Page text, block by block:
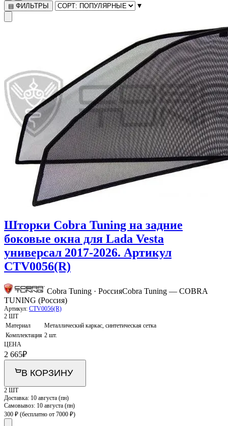
▤ ФИЛЬТРЫ ▾
Шторки Cobra Tuning на задние
боковые окна для Lada Vesta
универсал 2017-2026. Артикул
CTV0056(R)
Cobra Tuning · РоссияCobra Tuning — COBRA
TUNING (Россия)
Артикул: CTV0056(R)
2 ШТ
Материал
Металлический каркас, синтетическая сетка
Комплектация 2 шт.
ЦЕНА
2 665₽
В КОРЗИНУ
2 ШТ
Доставка: 10 августа (пн)
Самовывоз: 10 августа (пн)
300 ₽ (бесплатно от 7000 ₽)